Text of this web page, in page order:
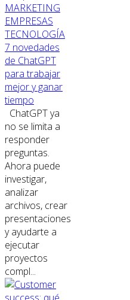
MARKETING
EMPRESAS
TECNOLOGÍA
7 novedades
de ChatGPT
para trabajar
mejor y ganar
tiempo
ChatGPT ya
no se limita a
responder
preguntas.
Ahora puede
investigar,
analizar
archivos, crear
presentaciones
y ayudarte a
ejecutar
proyectos
compl...